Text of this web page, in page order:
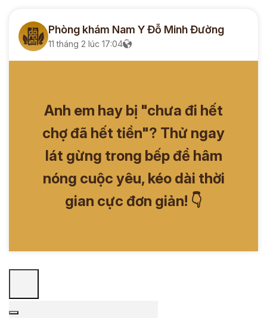
Phòng khám Nam Y Đỗ Minh Đường
11 tháng 2 lúc 17:04
Anh em hay bị "chưa đi hết
chợ đã hết tiền"? Thử ngay
lát gừng trong bếp để hâm
nóng cuộc yêu, kéo dài thời
gian cực đơn giản! 👇